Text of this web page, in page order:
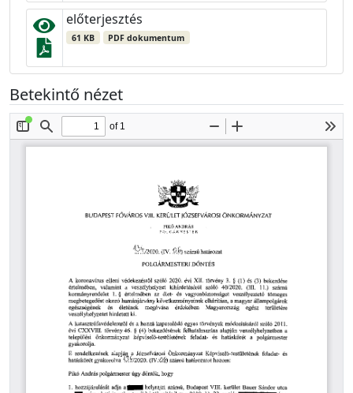
előterjesztés
61 KB PDF dokumentum
Betekintő nézet